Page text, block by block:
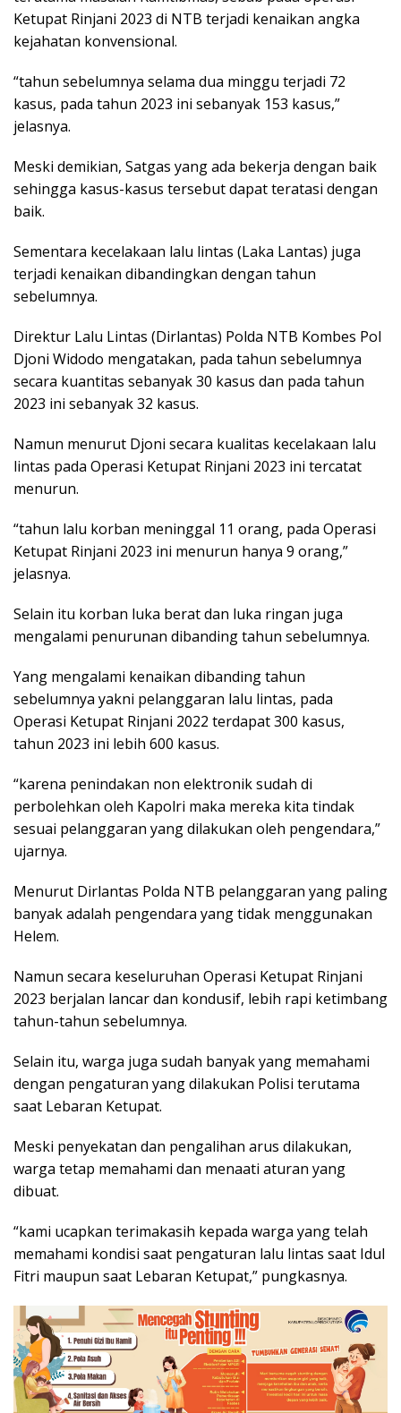
Ketupat Rinjani 2023 di NTB terjadi kenaikan angka
kejahatan konvensional.
“tahun sebelumnya selama dua minggu terjadi 72
kasus, pada tahun 2023 ini sebanyak 153 kasus,”
jelasnya.
Meski demikian, Satgas yang ada bekerja dengan baik
sehingga kasus-kasus tersebut dapat teratasi dengan
baik.
Sementara kecelakaan lalu lintas (Laka Lantas) juga
terjadi kenaikan dibandingkan dengan tahun
sebelumnya.
Direktur Lalu Lintas (Dirlantas) Polda NTB Kombes Pol
Djoni Widodo mengatakan, pada tahun sebelumnya
secara kuantitas sebanyak 30 kasus dan pada tahun
2023 ini sebanyak 32 kasus.
Namun menurut Djoni secara kualitas kecelakaan lalu
lintas pada Operasi Ketupat Rinjani 2023 ini tercatat
menurun.
“tahun lalu korban meninggal 11 orang, pada Operasi
Ketupat Rinjani 2023 ini menurun hanya 9 orang,”
jelasnya.
Selain itu korban luka berat dan luka ringan juga
mengalami penurunan dibanding tahun sebelumnya.
Yang mengalami kenaikan dibanding tahun
sebelumnya yakni pelanggaran lalu lintas, pada
Operasi Ketupat Rinjani 2022 terdapat 300 kasus,
tahun 2023 ini lebih 600 kasus.
“karena penindakan non elektronik sudah di
perbolehkan oleh Kapolri maka mereka kita tindak
sesuai pelanggaran yang dilakukan oleh pengendara,”
ujarnya.
Menurut Dirlantas Polda NTB pelanggaran yang paling
banyak adalah pengendara yang tidak menggunakan
Helem.
Namun secara keseluruhan Operasi Ketupat Rinjani
2023 berjalan lancar dan kondusif, lebih rapi ketimbang
tahun-tahun sebelumnya.
Selain itu, warga juga sudah banyak yang memahami
dengan pengaturan yang dilakukan Polisi terutama
saat Lebaran Ketupat.
Meski penyekatan dan pengalihan arus dilakukan,
warga tetap memahami dan menaati aturan yang
dibuat.
“kami ucapkan terimakasih kepada warga yang telah
memahami kondisi saat pengaturan lalu lintas saat Idul
Fitri maupun saat Lebaran Ketupat,” pungkasnya.